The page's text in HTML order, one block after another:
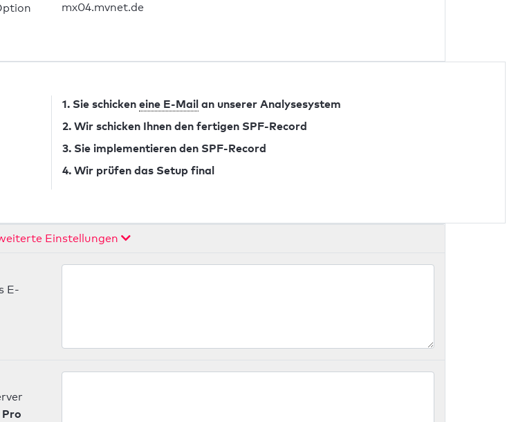
mx04.mvnet.de
1. Sie schicken eine E-Mail an unserer Analysesystem
2. Wir schicken Ihnen den fertigen SPF-Record
3. Sie implementieren den SPF-Record
4. Wir prüfen das Setup final
Einstellungen
E-
Pro